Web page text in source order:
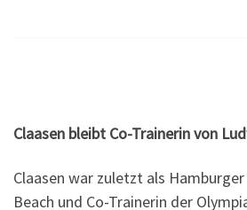
Claasen bleibt Co-Trainerin von
Claasen war zuletzt als
Beach und Co-Trainerin der